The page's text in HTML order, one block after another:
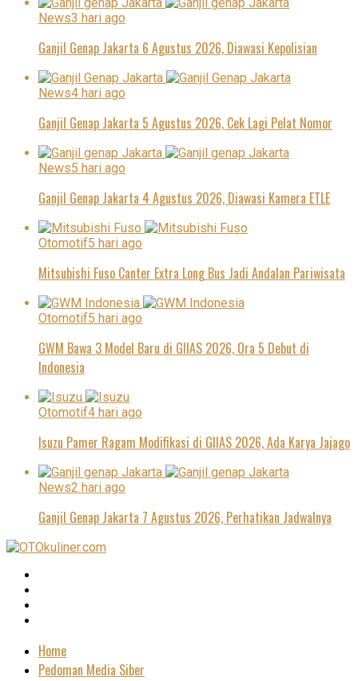
News3 hari ago
Ganjil Genap Jakarta 6 Agustus 2026, Diawasi Kepolisian
News4 hari ago
Ganjil Genap Jakarta 5 Agustus 2026, Cek Lagi Pelat Nomor
News5 hari ago
Ganjil Genap Jakarta 4 Agustus 2026, Diawasi Kamera ETLE
Otomotif5 hari ago
Mitsubishi Fuso Canter Extra Long Bus Jadi Andalan Pariwisata
Otomotif5 hari ago
GWM Bawa 3 Model Baru di GIIAS 2026, Ora 5 Debut di
Indonesia
Otomotif4 hari ago
Isuzu Pamer Ragam Modifikasi di GIIAS 2026, Ada Karya Jajago
News2 hari ago
Ganjil Genap Jakarta 7 Agustus 2026, Perhatikan Jadwalnya
Home
Pedoman Media Siber